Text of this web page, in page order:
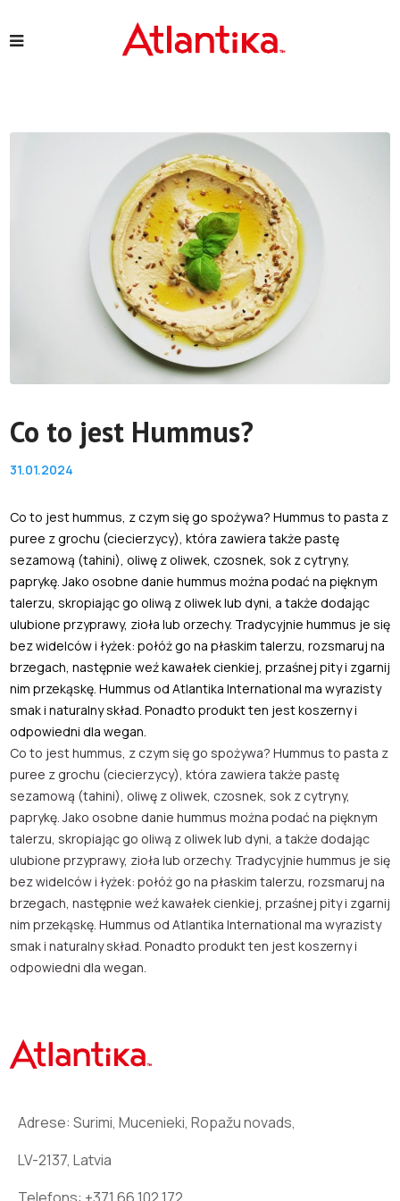
Co to jest Hummus?
31.01.2024
Co to jest hummus, z czym się go spożywa? Hummus to pasta z
puree z grochu (ciecierzycy), która zawiera także pastę
sezamową (tahini), oliwę z oliwek, czosnek, sok z cytryny,
paprykę. Jako osobne danie hummus można podać na pięknym
talerzu, skropiając go oliwą z oliwek lub dyni, a także dodając
ulubione przyprawy, zioła lub orzechy. Tradycyjnie hummus je się
bez widelców i łyżek: połóż go na płaskim talerzu, rozsmaruj na
brzegach, następnie weź kawałek cienkiej, przaśnej pity i zgarnij
nim przekąskę. Hummus od Atlantika International ma wyrazisty
smak i naturalny skład. Ponadto produkt ten jest koszerny i
odpowiedni dla wegan.
Co to jest hummus, z czym się go spożywa? Hummus to pasta z
puree z grochu (ciecierzycy), która zawiera także pastę
sezamową (tahini), oliwę z oliwek, czosnek, sok z cytryny,
paprykę. Jako osobne danie hummus można podać na pięknym
talerzu, skropiając go oliwą z oliwek lub dyni, a także dodając
ulubione przyprawy, zioła lub orzechy. Tradycyjnie hummus je się
bez widelców i łyżek: połóż go na płaskim talerzu, rozsmaruj na
brzegach, następnie weź kawałek cienkiej, przaśnej pity i zgarnij
nim przekąskę. Hummus od Atlantika International ma wyrazisty
smak i naturalny skład. Ponadto produkt ten jest koszerny i
odpowiedni dla wegan.
Adrese: Surimi, Mucenieki, Ropažu novads,
LV-2137, Latvia